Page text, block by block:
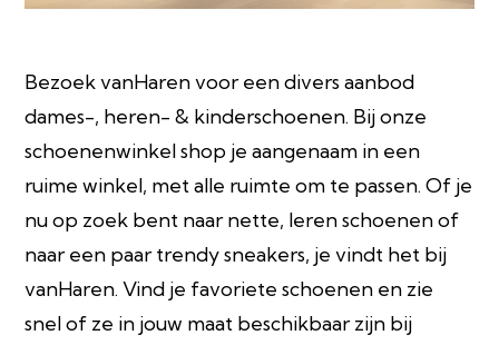
Bezoek vanHaren voor een divers aanbod
dames-, heren- & kinderschoenen. Bij onze
schoenenwinkel shop je aangenaam in een
ruime winkel, met alle ruimte om te passen. Of je
nu op zoek bent naar nette, leren schoenen of
naar een paar trendy sneakers, je vindt het bij
vanHaren. Vind je favoriete schoenen en zie
snel of ze in jouw maat beschikbaar zijn bij